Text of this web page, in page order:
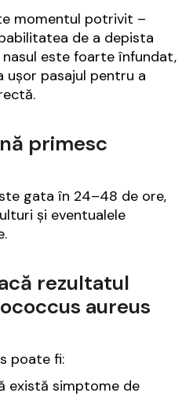
momentul potrivit –
de a depista
este foarte înfundat,
pasajul pentru a
primesc
gata în 24–48 de ore,
și eventualele
rezultatul
aureus
poate fi:
există simptome de